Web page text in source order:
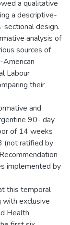
a qualitative
a descriptive-
sectional design.
analysis of
sources of
American
Labour
their
and
90- day
of 14 weeks
(not ratified by
implemented by
this temporal
with exclusive
Health